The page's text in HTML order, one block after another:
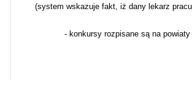
(system wskazuje fakt, iż dany lekarz
- konkursy rozpisane są na powiaty